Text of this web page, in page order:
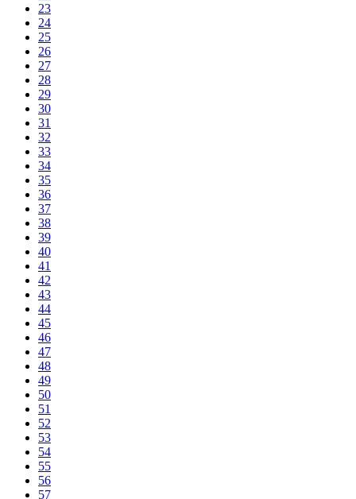
23
24
25
26
27
28
29
30
31
32
33
34
35
36
37
38
39
40
41
42
43
44
45
46
47
48
49
50
51
52
53
54
55
56
57